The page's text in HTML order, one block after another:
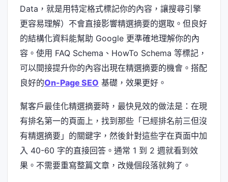
Data，就是用特定格式標記你的內容，讓搜尋引擎
更容易理解）不會直接影響精選摘要的選取。但良好
的結構化資料能幫助 Google 更準確地理解你的內
容。使用 FAQ Schema、HowTo Schema 等標記，
可以間接提升你的內容出現在精選摘要的機會。搭配
良好的On-Page SEO 基礎，效果更好。
幫客戶最佳化精選摘要時，最快見效的做法是：在現
有排名第一的頁面上，找到那些「已經排名前三但沒
有精選摘要」的關鍵字，然後針對這些字在頁面中加
入 40-60 字的直接回答。通常 1 到 2 週就看到效
果。不需要重寫整篇文章，改幾個段落就夠了。